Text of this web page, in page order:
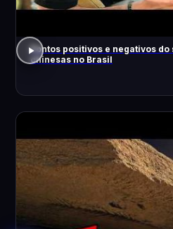
Pontos positivos e negativos
chinesas no Brasil